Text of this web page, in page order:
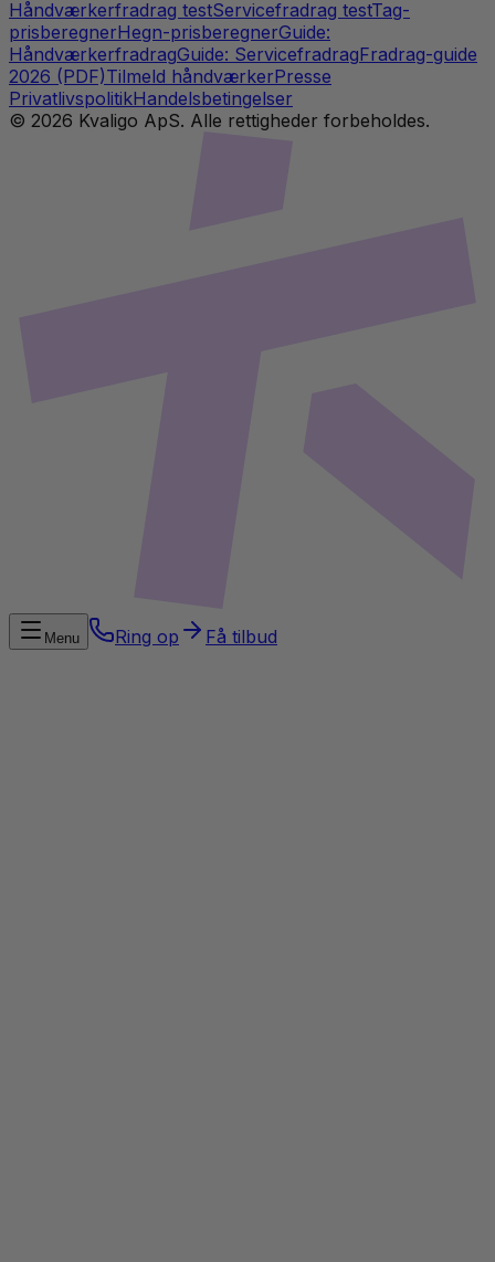
Håndværkerfradrag testServicefradrag testTag-
prisberegnerHegn-prisberegnerGuide:
HåndværkerfradragGuide: ServicefradragFradrag-guide
2026 (PDF)Tilmeld håndværkerPresse
PrivatlivspolitikHandelsbetingelser
© 2026 Kvaligo ApS. Alle rettigheder forbeholdes.
Menu Ring op Få tilbud